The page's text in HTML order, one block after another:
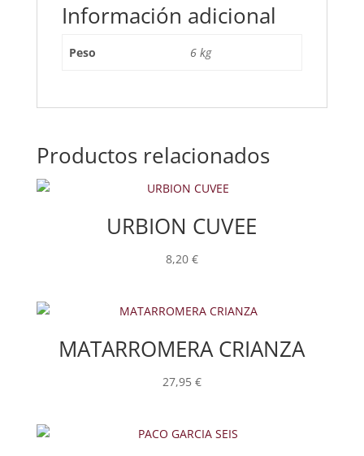
Información adicional
Peso 6 kg
Productos relacionados
URBION CUVEE
8,20 €
MATARROMERA CRIANZA
27,95 €